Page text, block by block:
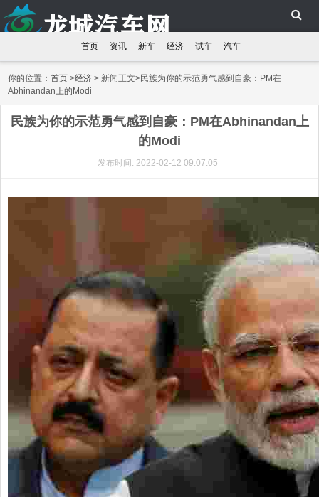
首页 资讯 新车 经济 试车 汽车
你的位置：首页 >经济 > 新闻正文>民族为你的示范勇气感到自豪：PM在
Abhinandan上的Modi
民族为你的示范勇气感到自豪：PM在Abhinandan上
的Modi
发布时间: 2022-02-12 09:07:05